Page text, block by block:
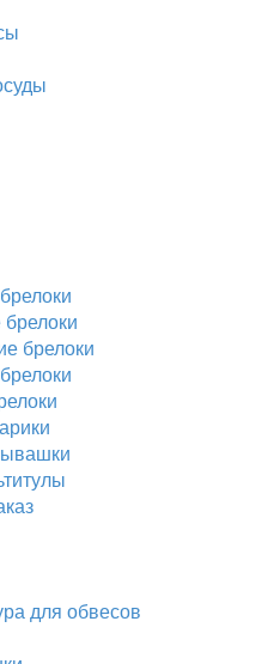
брелоки
для обвесов